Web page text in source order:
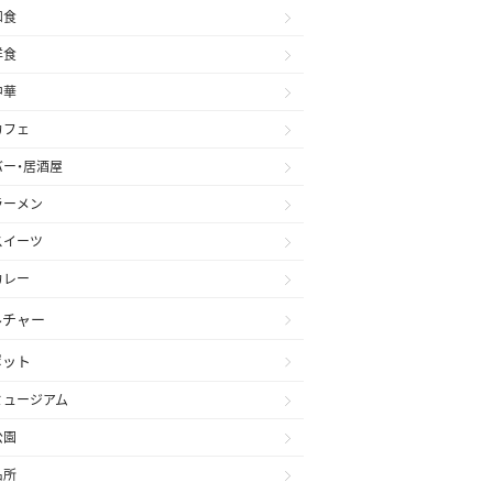
食
食
華
ェ
・居酒屋
ーメン
イーツ
ー
ャー
ト
ージアム
所